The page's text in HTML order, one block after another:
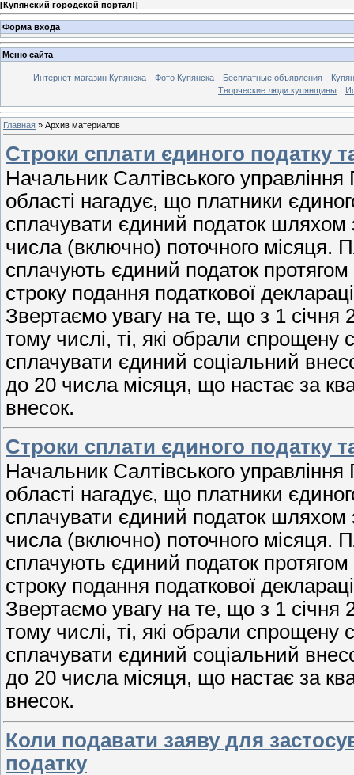
[Купянский городской портал!]
Форма входа
Меню сайта
Интернет-магазин Купянска Фото Купянска Бесплатные объявления
Творческие люди купянщины
Главная » Архив материалов
Строки сплати єдиного податку
Начальник Салтівського
області нагадує, що платники
сплачувати єдиний податок шляхом
числа (включно) поточного місяця.
сплачують єдиний податок
строку подання податкової
Звертаємо увагу на те, що з 1 січня
тому числі, ті, які обрали спрощену
сплачувати єдиний соціальний
до 20 числа місяця, що настає за
внесок.
Строки сплати єдиного податку
Начальник Салтівського
області нагадує, що платники
сплачувати єдиний податок шляхом
числа (включно) поточного місяця.
сплачують єдиний податок
строку подання податкової
Звертаємо увагу на те, що з 1 січня
тому числі, ті, які обрали спрощену
сплачувати єдиний соціальний
до 20 числа місяця, що настає за
внесок.
Коли подавати заяву для
податку